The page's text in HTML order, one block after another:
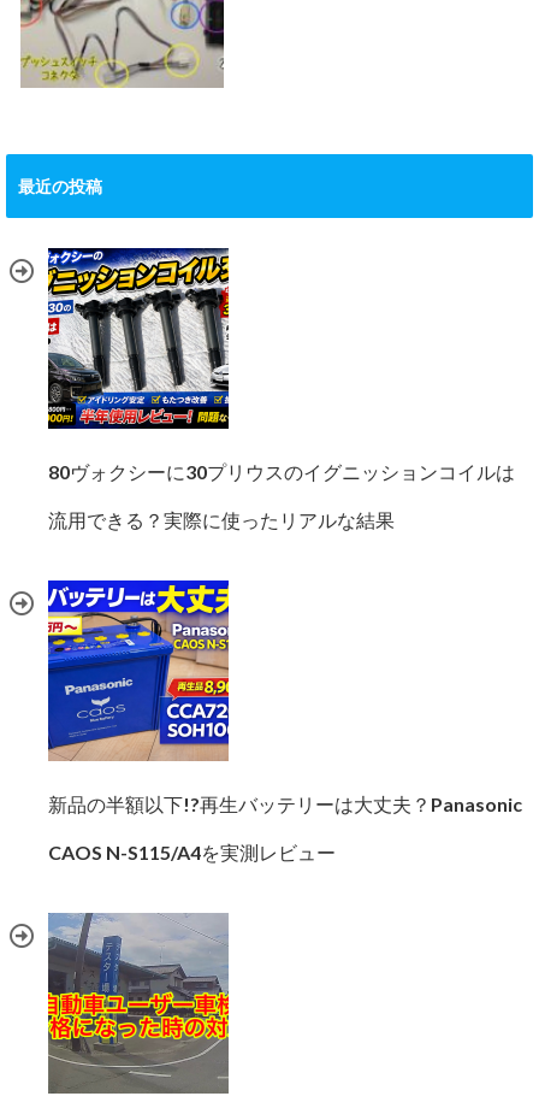
最近の投稿
80ヴォクシーに30プリウスのイグニッションコイルは
流用できる？実際に使ったリアルな結果
新品の半額以下!?再生バッテリーは大丈夫？Panasonic
CAOS N-S115/A4を実測レビュー